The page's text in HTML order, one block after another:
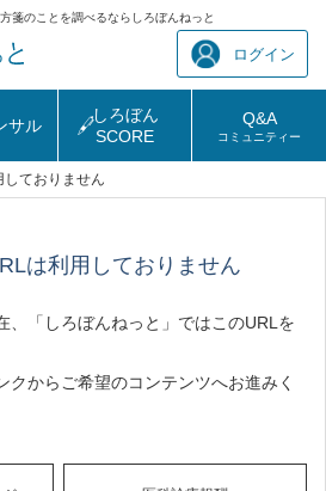
箋のことを調べるならしろぼんねっと
ログイン
サル
しろぼん
SCORE
Q&A
コミュニティー
ておりません
は利用しておりません
、「しろぼんねっと」ではこのURLを
クからご希望のコンテンツへお進みく